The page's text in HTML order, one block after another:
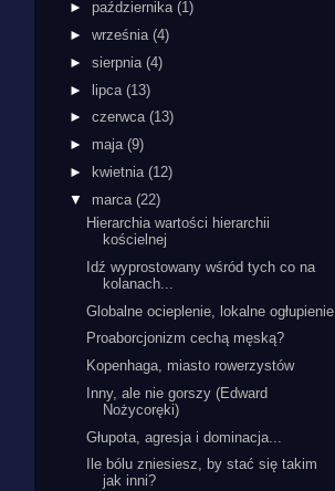
► października (1)
► września (4)
► sierpnia (4)
► lipca (13)
► czerwca (13)
► maja (9)
►
kwietnia (12)
▼ marca (22)
Hierarchia wartości hierarchii
kościelnej
Idź wyprostowany wśród tych co na
kolanach...
Globalne ocieplenie, lokalne ogłupienie
Proaborcjonizm cechą męską?
Kopenhaga, miasto rowerzystów
Inny, ale nie gorszy (Edward
Nożycoręki)
Głupota, agresja i dominacja...
Ile bólu zniesiesz, by stać się takim
jak inni?